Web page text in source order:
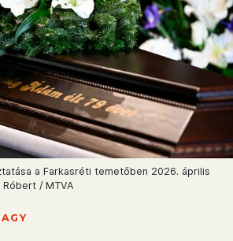
a Farkasréti temetőben 2026. április
/ MTVA